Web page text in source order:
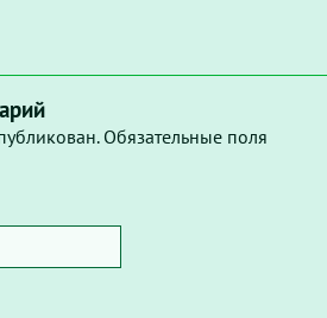
Обязательные поля